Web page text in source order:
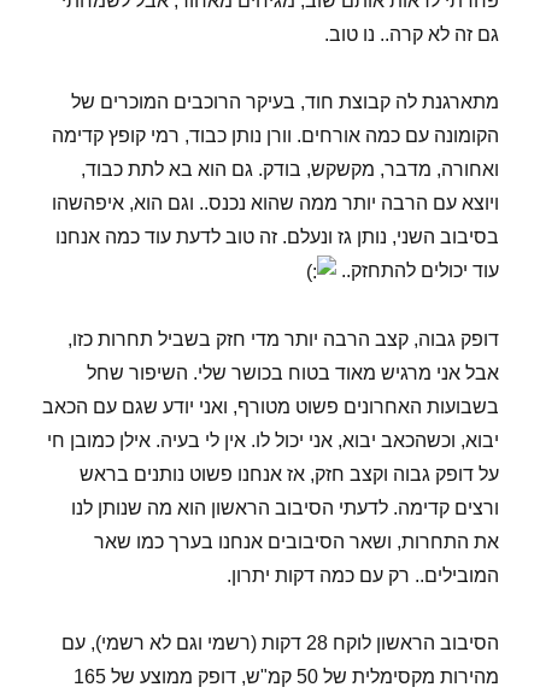
גם זה לא קרה.. נו טוב.
מתארגנת לה קבוצת חוד, בעיקר הרוכבים המוכרים של
הקומונה עם כמה אורחים. וורן נותן כבוד, רמי קופץ קדימה
ואחורה, מדבר, מקשקש, בודק. גם הוא בא לתת כבוד,
ויוצא עם הרבה יותר ממה שהוא נכנס.. וגם הוא, איפהשהו
בסיבוב השני, נותן גז ונעלם. זה טוב לדעת עוד כמה אנחנו
עוד יכולים להתחזק..
דופק גבוה, קצב הרבה יותר מדי חזק בשביל תחרות כזו,
אבל אני מרגיש מאוד בטוח בכושר שלי. השיפור שחל
בשבועות האחרונים פשוט מטורף, ואני יודע שגם עם הכאב
יבוא, וכשהכאב יבוא, אני יכול לו. אין לי בעיה. אילן כמובן חי
על דופק גבוה וקצב חזק, אז אנחנו פשוט נותנים בראש
ורצים קדימה. לדעתי הסיבוב הראשון הוא מה שנותן לנו
את התחרות, ושאר הסיבובים אנחנו בערך כמו שאר
המובילים.. רק עם כמה דקות יתרון.
הסיבוב הראשון לוקח 28 דקות (רשמי וגם לא רשמי), עם
מהירות מקסימלית של 50 קמ"ש, דופק ממוצע של 165